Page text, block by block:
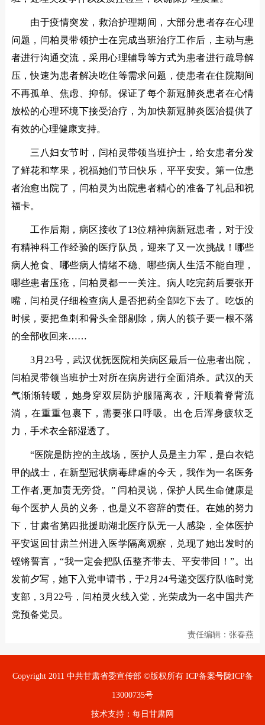
由于疫情突发，救治护理期间，大部分患者存在心理
问题，闫柏灵带领护士在完成当班治疗工作后，主动与患
者进行沟通交流，采用心理辅导等方式为患者进行疏导解
压，快速为患者解决吃住等需求问题，使患者在住院期间
不再孤单、焦虑、抑郁。保证了每个新冠肺炎患者在心情
放松的心理环境下接受治疗，为加快新冠肺炎医治提供了
有效的心理健康支持。
三八妇女节时，闫柏灵带领当班护士，给女患者分发
了鲜花和苹果，祝福她们节日快乐，平平安安。第一位患
者治愈出院了，闫柏灵为出院患者精心的准备了礼品和祝
福卡。
工作后期，病区接收了13位精神病新冠患者，对于没
有精神科工作经验的医疗队员，迎来了又一次挑战！哪些
病人抢食、哪些病人情绪不稳、哪些病人生活不能自理，
哪些患者压疮，闫柏灵都一一关注。病人吃完药后要张开
嘴，闫柏灵仔细检查病人是否把药全部吃下去了。吃饭的
时候，要把鱼刺和骨头全部剔除，病人的筷子要一根不落
的全部收回来……
3月23号，武汉优抚医院相关病区最后一位患者出院，
闫柏灵带领当班护士对所在病房进行全面消杀。武汉的天
气渐渐转暖，她身穿双层防护服隔离衣，汗顺着脊背流
淌，在重重包裹下，需要张口呼吸。出仓后浑身疲软乏
力，手术衣全部湿透了。
“医院是防控的主战场，医护人员是主力军，是白衣铠
甲的战士，在新型冠状病毒肆虐的今天，我作为一名医务
工作者,更加责无旁贷。” 闫柏灵说，保护人民生命健康是
每个医护人员的义务，也是义不容辞的责任。在她的努力
下，甘肃省第四批援助湖北医疗队无一人感染，全体医护
平安返回甘肃兰州进入医学隔离观察，兑现了她出发时的
铿锵誓言，“我一定会把队伍整齐带去、平安带回！”。出
发前夕写，她下入党申请书，于2月24号递交医疗队临时党
支部，3月22号，闫柏灵火线入党，光荣成为一名中国共产
党预备党员。
责任编辑：张春燕
Copyright 2011 中共甘肃省委宣传部 ©版权所有 ICP备案号陇ICP备
13000735号
技术支持：每日甘肃网